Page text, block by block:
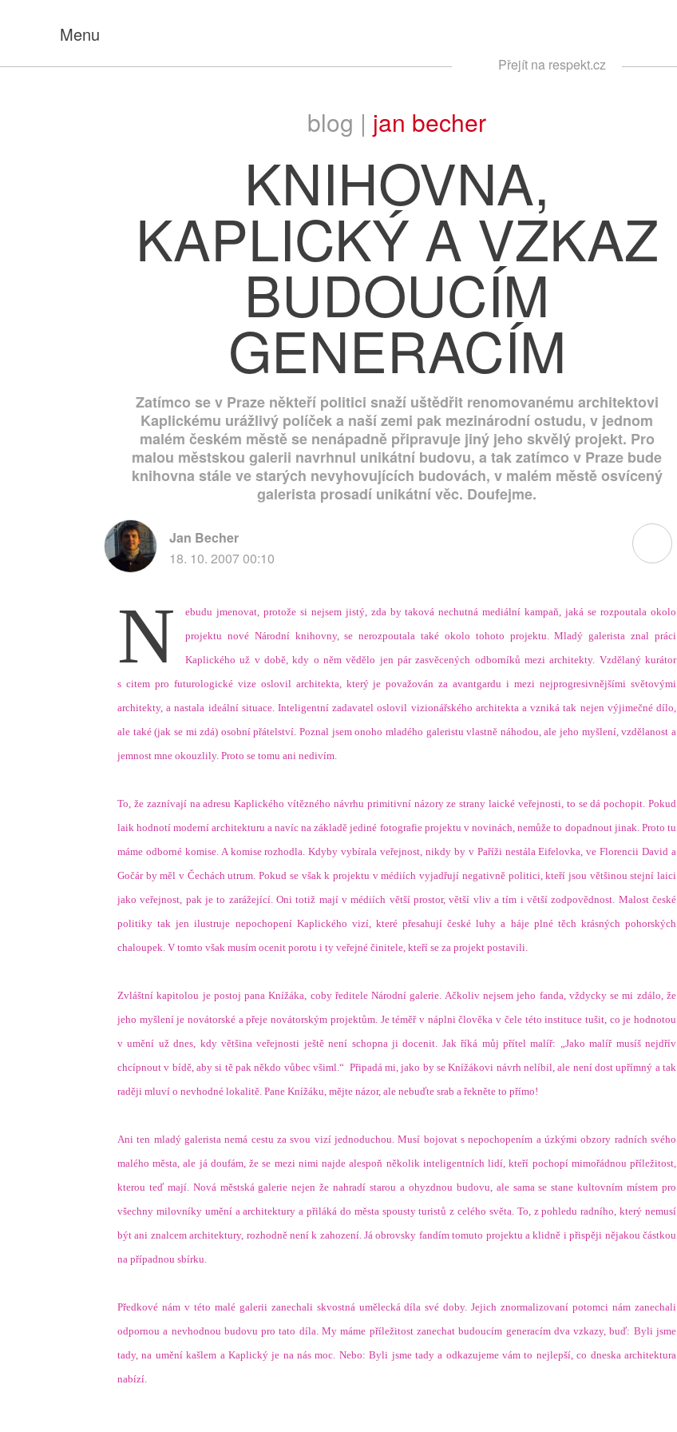
Menu
Přejít na respekt.cz
blog | jan becher
KNIHOVNA,
KAPLICKÝ A VZKAZ
BUDOUCÍM
GENERACÍM
Zatímco se v Praze někteří politici snaží uštědřit renomovanému architektovi
Kaplickému urážlivý políček a naší zemi pak mezinárodní ostudu, v jednom
malém českém městě se nenápadně připravuje jiný jeho skvělý projekt. Pro
malou městskou galerii navrhnul unikátní budovu, a tak zatímco v Praze bude
knihovna stále ve starých nevyhovujících budovách, v malém městě osvícený
galerista prosadí unikátní věc. Doufejme.
Jan Becher
18. 10. 2007 00:10
N
ebudu jmenovat, protože si nejsem jistý, zda by taková nechutná mediální kampaň, jaká se rozpoutala okolo
projektu nové Národní knihovny, se nerozpoutala také okolo tohoto projektu. Mladý galerista znal práci
Kaplického už v době, kdy o něm vědělo jen pár zasvěcených odborníků mezi architekty. Vzdělaný kurátor
s citem pro futurologické vize oslovil architekta, který je považován za avantgardu i mezi nejprogresivnějšími světovými
architekty, a nastala ideální situace. Inteligentní zadavatel oslovil vizionářského architekta a vzniká tak nejen výjimečné dílo,
ale také (jak se mi zdá) osobní přátelství. Poznal jsem onoho mladého galeristu vlastně náhodou, ale jeho myšlení, vzdělanost a
jemnost mne okouzlily. Proto se tomu ani nedivím.
To, že zaznívají na adresu Kaplického vítězného návrhu primitivní názory ze strany laické veřejnosti, to se dá pochopit. Pokud
laik hodnotí moderní architekturu a navíc na základě jediné fotografie projektu v novinách, nemůže to dopadnout jinak. Proto tu
máme odborné komise. A komise rozhodla. Kdyby vybírala veřejnost, nikdy by v Paříži nestála Eifelovka, ve Florencii David a
Gočár by měl v Čechách utrum. Pokud se však k projektu v médiích vyjadřují negativně politici, kteří jsou většinou stejní laici
jako veřejnost, pak je to zarážející. Oni totiž mají v médiích větší prostor, větší vliv a tím i větší zodpovědnost. Malost české
politiky tak jen ilustruje nepochopení Kaplického vizí, které přesahují české luhy a háje plné těch krásných pohorských
chaloupek. V tomto však musím ocenit porotu i ty veřejné činitele, kteří se za projekt postavili.
Zvláštní kapitolou je postoj pana Knížáka, coby ředitele Národní galerie. Ačkoliv nejsem jeho fanda, vždycky se mi zdálo, že
jeho myšlení je novátorské a přeje novátorským projektům. Je téměř v náplni člověka v čele této instituce tušit, co je hodnotou
v umění už dnes, kdy většina veřejnosti ještě není schopna ji docenit. Jak říká můj přítel malíř: „Jako malíř musíš nejdřív
chcípnout v bídě, aby si tě pak někdo vůbec všiml.“ Připadá mi, jako by se Knížákovi návrh nelíbil, ale není dost upřímný a tak
raději mluví o nevhodné lokalitě. Pane Knížáku, mějte názor, ale nebuďte srab a řekněte to přímo!
Ani ten mladý galerista nemá cestu za svou vizí jednoduchou. Musí bojovat s nepochopením a úzkými obzory radních svého
malého města, ale já doufám, že se mezi nimi najde alespoň několik inteligentních lidí, kteří pochopí mimořádnou příležitost,
kterou teď mají. Nová městská galerie nejen že nahradí starou a ohyzdnou budovu, ale sama se stane kultovním místem pro
všechny milovníky umění a architektury a přiláká do města spousty turistů z celého světa. To, z pohledu radního, který nemusí
být ani znalcem architektury, rozhodně není k zahození. Já obrovsky fandím tomuto projektu a klidně i přispěji nějakou částkou
na případnou sbírku.
Předkové nám v této malé galerii zanechali skvostná umělecká díla své doby. Jejich znormalizovaní potomci nám zanechali
odpornou a nevhodnou budovu pro tato díla. My máme příležitost zanechat budoucím generacím dva vzkazy, buď: Byli jsme
tady, na umění kašlem a Kaplický je na nás moc. Nebo: Byli jsme tady a odkazujeme vám to nejlepší, co dneska architektura
nabízí.